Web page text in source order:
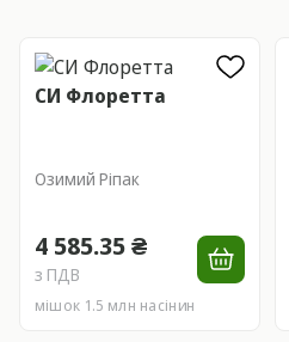
СИ Флоретта
Озимий Ріпак
4 585.35 ₴
з ПДВ
мішок 1.5 млн насінин